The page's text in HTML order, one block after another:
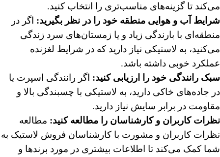
می‌کند تا گزینه‌های مناسب‌تری را انتخاب کنید.
شرایط آب و هوایی منطقه خود را در نظر بگیرید: اگر در
منطقه‌ای با بارندگی زیاد و یا زمستان‌های سرد زندگی
می‌کنید، به لاستیکی نیاز دارید که در شرایط لغزنده
عملکرد خوبی داشته باشد.
سبک رانندگی خود را ارزیابی کنید: اگر رانندگی اسپرت یا
در جاده‌های خاکی دارید، به لاستیکی با چسبندگی بالا و
مقاومت در برابر سایش نیاز دارید.
نظرات کاربران و کارشناسان را مطالعه کنید: مطالعه
نظرات کاربران و مشورت با کارشناسان فروش لاستیک به
شما کمک می‌کند تا اطلاعات بیشتری در مورد برندها و